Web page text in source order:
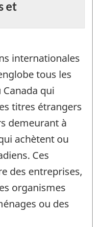
et
internationales
tous les
qui
titres étrangers
demeurant à
achètent ou
Ces
des entreprises,
organismes
ou des